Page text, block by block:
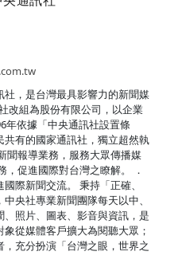
，是台灣最具影響力的新聞媒
改組為股份有限公司，以企業
年依據「中央通訊社設置條
有的國家通訊社，獨立超然執
聞報導業務，服務大眾傳播媒
促進國際對台灣之瞭解。 ．
際新聞交流。 秉持「正確、
央社專業新聞團隊每天以中、
照片、圖表、影音與資訊，是
從媒體客戶擴大為閱聽大眾；
充分扮演「台灣之眼，世界之